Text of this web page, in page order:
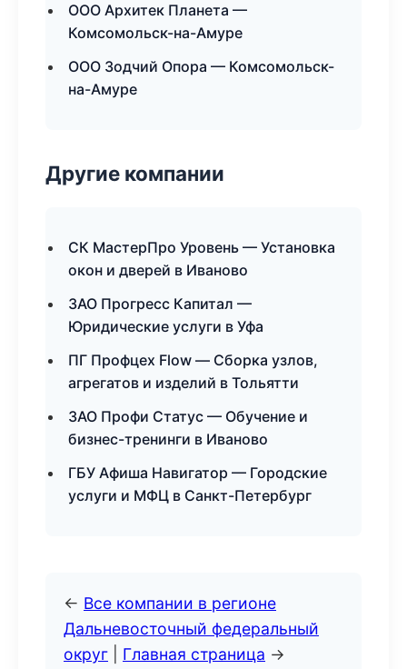
ООО Архитек Планета —
Комсомольск-на-Амуре
ООО Зодчий Опора — Комсомольск-
на-Амуре
Другие компании
СК МастерПро Уровень — Установка
окон и дверей в Иваново
ЗАО Прогресс Капитал —
Юридические услуги в Уфа
ПГ Профцех Flow — Сборка узлов,
агрегатов и изделий в Тольятти
ЗАО Профи Статус — Обучение и
бизнес-тренинги в Иваново
ГБУ Афиша Навигатор — Городские
услуги и МФЦ в Санкт-Петербург
← Все компании в регионе
Дальневосточный федеральный
округ
Главная страница →